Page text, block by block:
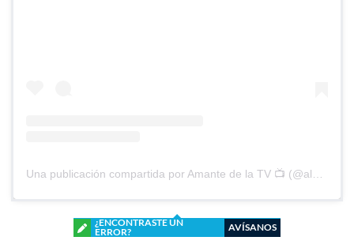
Una publicación compartida por Amante de la TV 📺 (@alguien_te_observa)
¿ENCONTRASTE UN
ERROR?
AVÍSANOS